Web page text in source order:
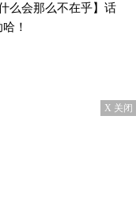
么会那么不在乎】话
！
X 关闭